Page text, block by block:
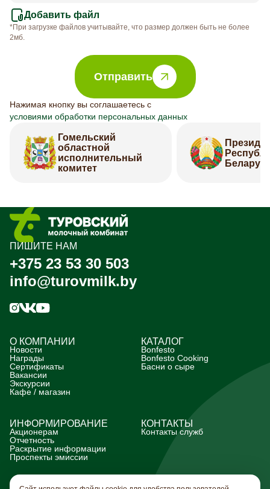
Добавить файл
*При загрузке файлов учитывайте, что размер должен быть не более
2мб.
Нажимая кнопку вы соглашаетесь с
условиями обработки персональных данных
Отправить
Гомельский
областной
исполнительный
комитет
ПИШИТЕ НАМ
+375 23 53 30 503
info@turovmilk.by
О КОМПАНИИ
Новости
Награды
Сертификаты
Вакансии
Экскурсии
Кафе / магазин
КАТАЛОГ
Bonfesto
Bonfesto Cooking
Басни о сыре
ИНФОРМИРОВАНИЕ
Акционерам
Отчетность
Раскрытие информации
Проспекты эмиссии
КОНТАКТЫ
Контакты служб